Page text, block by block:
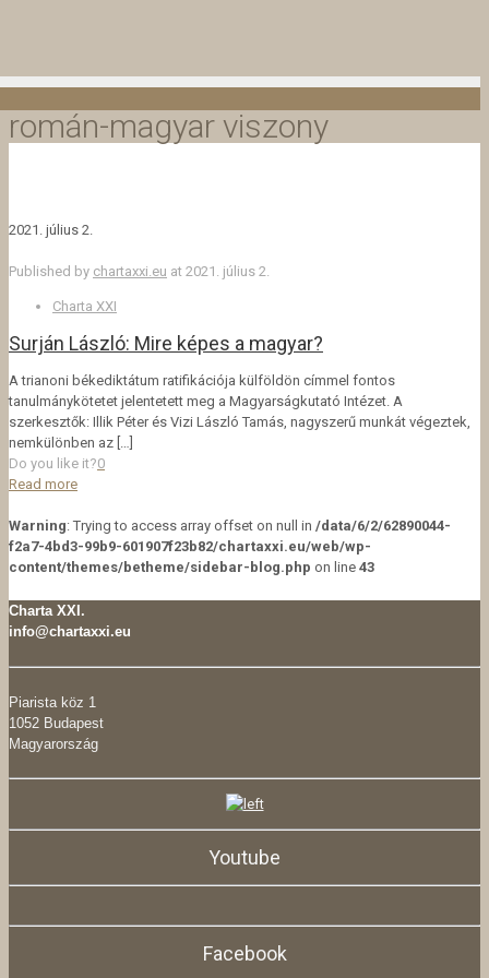
román-magyar viszony
2021. július 2.
Published by chartaxxi.eu at 2021. július 2.
Charta XXI
Surján László: Mire képes a magyar?
A trianoni békediktátum ratifikációja külföldön címmel fontos
tanulmánykötetet jelentetett meg a Magyarságkutató Intézet. A
szerkesztők: Illik Péter és Vizi László Tamás, nagyszerű munkát végeztek,
nemkülönben az […]
Do you like it?0
Read more
Warning: Trying to access array offset on null in /data/6/2/62890044-
f2a7-4bd3-99b9-601907f23b82/chartaxxi.eu/web/wp-
content/themes/betheme/sidebar-blog.php on line 43
Charta XXI.
info@chartaxxi.eu
Piarista köz 1
1052 Budapest
Magyarország
Youtube
Facebook